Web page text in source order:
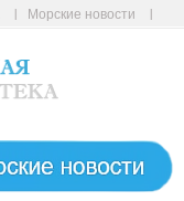
Морские новости